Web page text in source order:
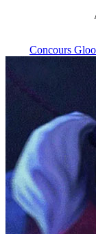
Concours